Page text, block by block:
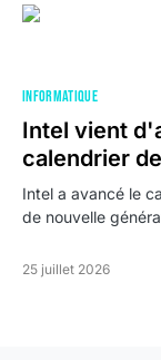
INFORMATIQUE
Intel vient
calendrier
Intel a avancé le
de nouvelle
25 juillet 2026